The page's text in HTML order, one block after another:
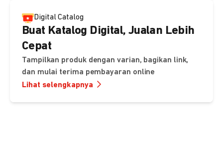
Digital Catalog
Buat Katalog Digital, Jualan Lebih
Cepat
Tampilkan produk dengan varian, bagikan link,
dan mulai terima pembayaran online
Lihat selengkapnya